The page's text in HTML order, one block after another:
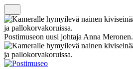
Postimuseon uusi johtaja Anna Meronen.